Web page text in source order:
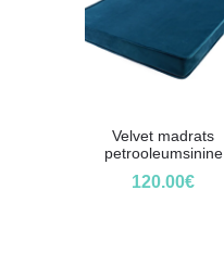
Velvet madrats
petrooleumsinine
120.00€